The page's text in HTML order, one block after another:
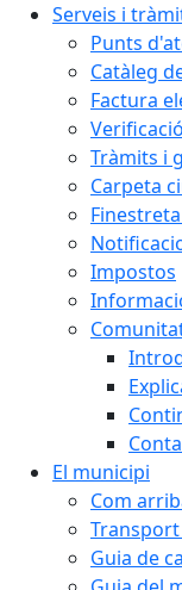
Serveis i
Punts
Catàleg
Factura
Tràmits i
Carpeta
Impostos
El municipi
Com
Guia de